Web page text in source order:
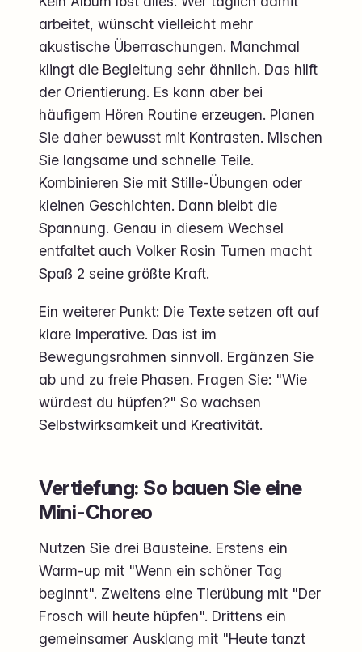
arbeitet, wünscht vielleicht mehr
akustische Überraschungen. Manchmal
klingt die Begleitung sehr ähnlich. Das hilft
der Orientierung. Es kann aber bei
häufigem Hören Routine erzeugen. Planen
Sie daher bewusst mit Kontrasten. Mischen
Sie langsame und schnelle Teile.
Kombinieren Sie mit Stille-Übungen oder
kleinen Geschichten. Dann bleibt die
Spannung. Genau in diesem Wechsel
entfaltet auch Volker Rosin Turnen macht
Spaß 2 seine größte Kraft.
Ein weiterer Punkt: Die Texte setzen oft auf
klare Imperative. Das ist im
Bewegungsrahmen sinnvoll. Ergänzen Sie
ab und zu freie Phasen. Fragen Sie: "Wie
würdest du hüpfen?" So wachsen
Selbstwirksamkeit und Kreativität.
Vertiefung: So bauen Sie eine
Mini-Choreo
Nutzen Sie drei Bausteine. Erstens ein
Warm-up mit "Wenn ein schöner Tag
beginnt". Zweitens eine Tierübung mit "Der
Frosch will heute hüpfen". Drittens ein
gemeinsamer Ausklang mit "Heute tanzt